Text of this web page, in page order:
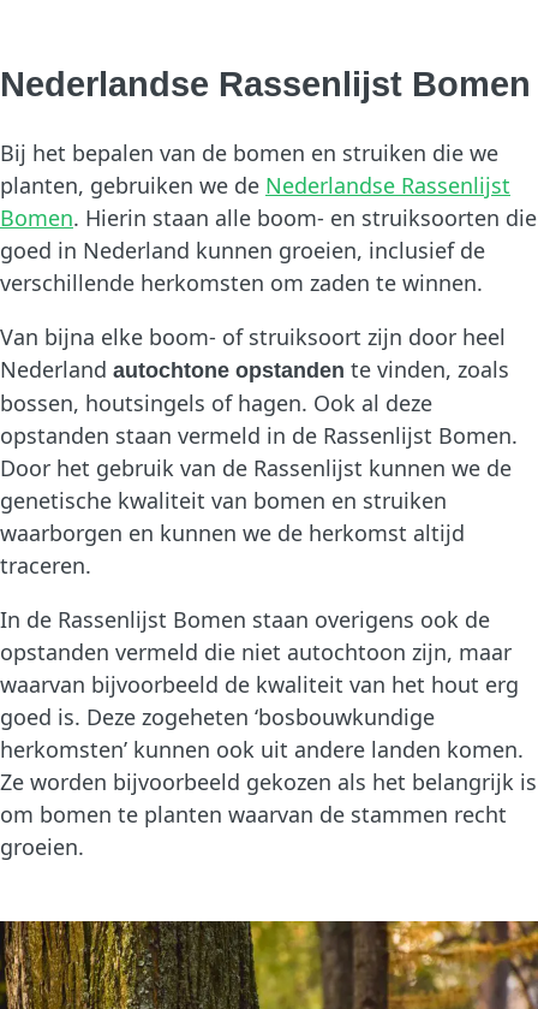
Nederlandse Rassenlijst Bomen
Bij het bepalen van de bomen en struiken die we
planten, gebruiken we de Nederlandse Rassenlijst
Bomen. Hierin staan alle boom- en struiksoorten die
goed in Nederland kunnen groeien, inclusief de
verschillende herkomsten om zaden te winnen.
Van bijna elke boom- of struiksoort zijn door heel
Nederland autochtone opstanden te vinden, zoals
bossen, houtsingels of hagen. Ook al deze
opstanden staan vermeld in de Rassenlijst Bomen.
Door het gebruik van de Rassenlijst kunnen we de
genetische kwaliteit van bomen en struiken
waarborgen en kunnen we de herkomst altijd
traceren.
In de Rassenlijst Bomen staan overigens ook de
opstanden vermeld die niet autochtoon zijn, maar
waarvan bijvoorbeeld de kwaliteit van het hout erg
goed is. Deze zogeheten ‘bosbouwkundige
herkomsten’ kunnen ook uit andere landen komen.
Ze worden bijvoorbeeld gekozen als het belangrijk is
om bomen te planten waarvan de stammen recht
groeien.